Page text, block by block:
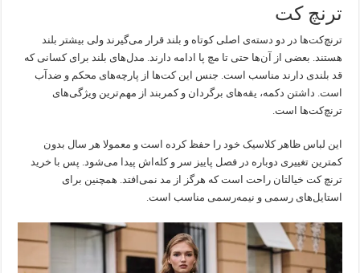
ترنچ کت
ترنچ‌کت‌ها در دو دسته‌ی اصلی کوتاه و بلند قرار می‌گیرند ولی بیشتر بلند
هستند. بعضی از آن‌ها حتی تا مچ پا ادامه دارند. مدل‌های بلند برای کسانی که
قد بلندی دارند مناسب است. جنس این کت‌ها از پارچه‌های محکم و ضدآب
است. داشتن دکمه، یقه‌های برگردان و کمربند از مهم‌ترین ویژگی‌های
ترنچ‌کت‌ها است.
این لباس ظاهر کلاسیک خود را حفظ کرده است و معمولا هر سال بدون
کمترین تغییری دوباره در فصل پاییز سر و کله‌اش پیدا می‌شود. پس با خرید
ترنچ کت خیالتان راحت است که هرگز از مد نمی‌افتد. همچنین برای
استایل‌های رسمی و نیمه‌رسمی مناسب است.